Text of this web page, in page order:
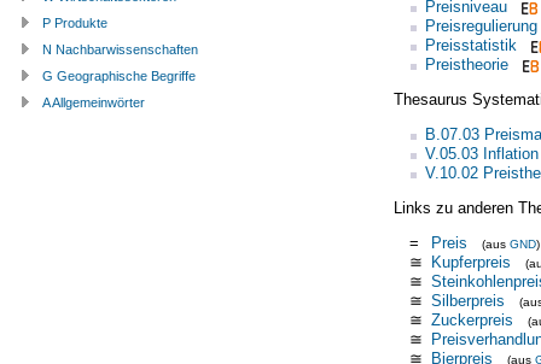
Preisniveau
Preisregulierung
Preisstatistik
Preistheorie
Thesaurus
B.07.03
V.05.03 Inflation
V.10.02
Links zu anderen
=
Preis (aus GND)
≅ Kupferpreis
≅
≅ Silberpreis
≅ Zuckerpreis
≅
≅ Bierpreis (aus
P Produkte
N Nachbarwissenschaften
G Geographische Begriffe
A Allgemeinwörter